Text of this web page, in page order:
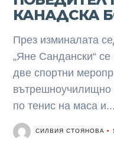
КАНАДСКА
През изминалата
„Яне Сандански“
две спортни
вътрешноучилищно
по тенис на маса и...
СИЛВИЯ СТОЯНОВА